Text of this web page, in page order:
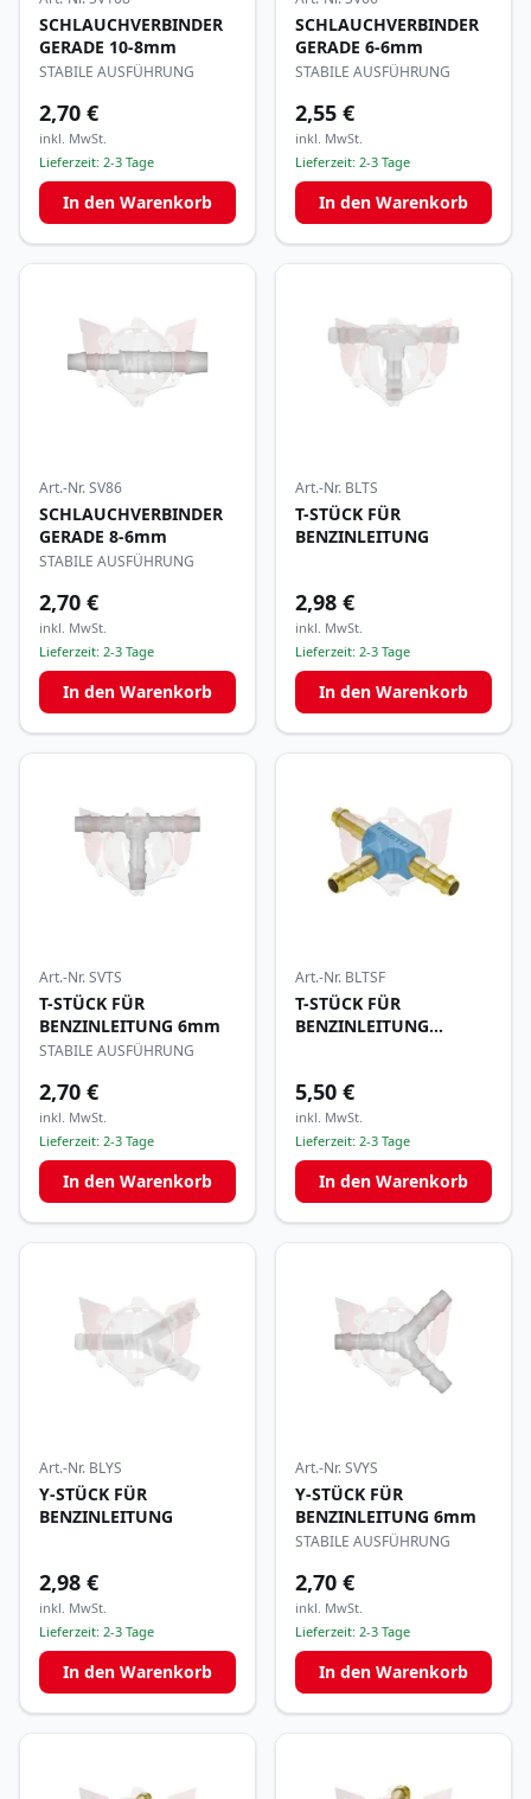
SCHLAUCHVERBINDER
GERADE 10-8mm
STABILE AUSFÜHRUNG
2,70 €
inkl. MwSt.
Lieferzeit: 2-3 Tage
In den Warenkorb
SCHLAUCHVERBINDER
GERADE 6-6mm
STABILE AUSFÜHRUNG
2,55 €
inkl. MwSt.
Lieferzeit: 2-3 Tage
In den Warenkorb
Art.-Nr.SV86
SCHLAUCHVERBINDER
GERADE 8-6mm
STABILE AUSFÜHRUNG
2,70 €
inkl. MwSt.
Lieferzeit: 2-3 Tage
In den Warenkorb
Art.-Nr. BLTS
T-STÜCK FÜR
BENZINLEITUNG
2,98 €
inkl. MwSt.
Lieferzeit: 2-3 Tage
In den Warenkorb
Art.-Nr.SVTS
T-STÜCK FÜR
BENZINLEITUNG 6mm
STABILE AUSFÜHRUNG
2,70 €
inkl. MwSt.
Lieferzeit: 2-3 Tage
In den Warenkorb
Art.-Nr. BLTSF
T-STÜCK FÜR
BENZINLEITUNG
5,50 €
inkl. MwSt.
Lieferzeit: 2-3 Tage
In den Warenkorb
Art.-Nr. BLYS
Y-STÜCK FÜR
BENZINLEITUNG
2,98 €
inkl. MwSt.
Lieferzeit: 2-3 Tage
In den Warenkorb
Art.-Nr.SVYS
Y-STÜCK FÜR
BENZINLEITUNG 6mm
STABILE AUSFÜHRUNG
2,70 €
inkl. MwSt.
Lieferzeit: 2-3 Tage
In den Warenkorb